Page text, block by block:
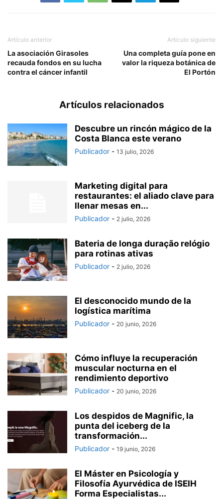
Artículo anterior
La asociación Girasoles
recauda fondos en su lucha
contra el cáncer infantil
Artículo siguiente
Una completa guía pone en
valor la riqueza botánica de
El Portón
Artículos relacionados
Descubre un rincón mágico de la
Costa Blanca este verano
Publicador - 13 julio, 2026
Marketing digital para
restaurantes: el aliado clave para
llenar mesas en...
Publicador - 2 julio, 2026
Bateria de longa duração relógio
para rotinas ativas
Publicador - 2 julio, 2026
El desconocido mundo de la
logística marítima
Publicador - 20 junio, 2026
Cómo influye la recuperación
muscular nocturna en el
rendimiento deportivo
Publicador - 20 junio, 2026
Los despidos de Magnific, la
punta del iceberg de la
transformación...
Publicador - 19 junio, 2026
El Máster en Psicología y
Filosofía Ayurvédica de ISEIH
Forma Especialistas...